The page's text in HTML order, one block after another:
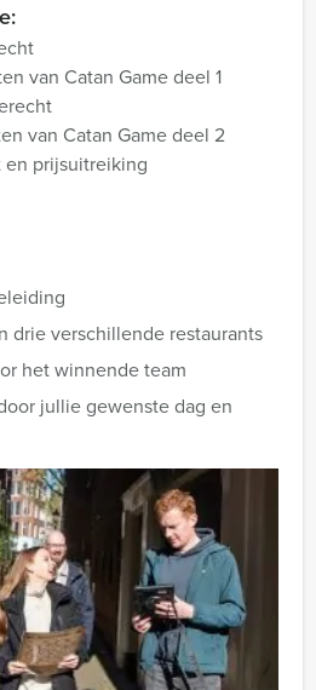
van Catan Game deel 1
van Catan Game deel 2
prijsuitreiking
drie verschillende restaurants
het winnende team
jullie gewenste dag en